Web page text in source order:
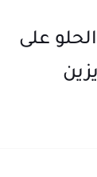
على